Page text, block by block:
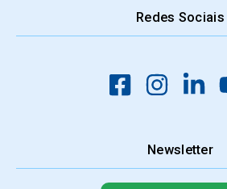
Redes Sociais
Newsletter